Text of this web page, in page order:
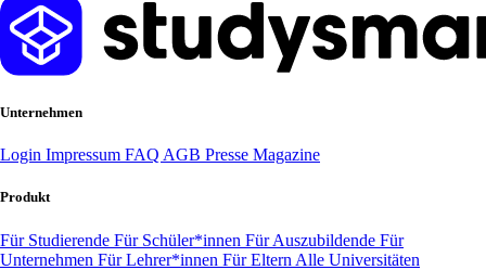
Unternehmen
Login Impressum FAQ AGB Presse Magazine
Produkt
Für Studierende Für Schüler*innen Für Auszubildende Für
Unternehmen Für Lehrer*innen Für Eltern Alle Universitäten